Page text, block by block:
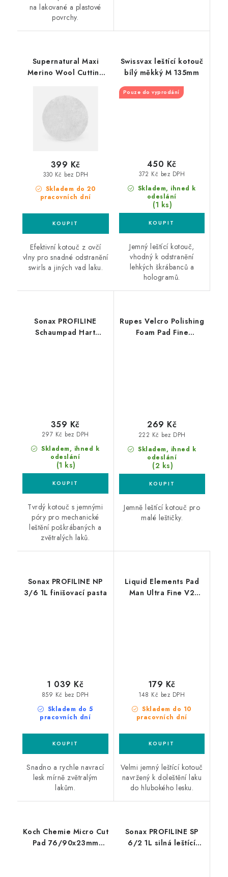
na lakované a plastové
povrchy.
Supernatural Maxi
Merino Wool Cutting
kotouč
Skladem do 20
pracovních dní
330 Kč bez DPH
399 Kč
Efektivní kotouč z ovčí
vlny pro snadné odstranění
swirls a jiných vad laku.
Swissvax leštící kotouč
bílý měkký M 135mm
Pouze do vyprodání
Skladem, ihned k
odeslání
(1 ks)
372 Kč bez DPH
450 Kč
Jemný leštící kotouč,
vhodný k odstranění
lehkých škrábanců a
hologramů.
Sonax PROFILINE
Schaumpad Hart
Skladem, ihned k
odeslání
(1 ks)
297 Kč bez DPH
359 Kč
Tvrdý kotouč s jemnými
póry pro mechanické
leštění poškrábaných a
zvětralých laků.
Rupes Velcro Polishing
Foam Pad Fine
Skladem, ihned k
odeslání
(2 ks)
222 Kč bez DPH
269 Kč
Jemně leštící kotouč pro
malé leštičky.
Sonax PROFILINE NP
3/6 1L finišovací pasta
Skladem do 5
pracovních dní
859 Kč bez DPH
1 039 Kč
Snadno a rychle navrací
lesk mírně zvětralým
lakům.
Liquid Elements Pad
Man Ultra Fine V2
Skladem do 10
pracovních dní
148 Kč bez DPH
179 Kč
Velmi jemný leštící kotouč
navržený k doleštění laku
do hlubokého lesku.
Koch Chemie Micro Cut
Pad 76/90x23mm
Sonax PROFILINE SP
6/2 1L silná leštící